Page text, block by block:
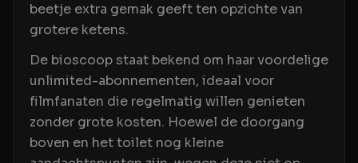
beetje extra gemak geeft ten opzichte van
grotere ketens.
De bioscoop staat bekend om haar voordelige
unlimited-abonnementen, ideaal voor
filmfanaten die regelmatig willen genieten
zonder grote kosten. Hoewel de doorgang
boven en het toilet nog kleine